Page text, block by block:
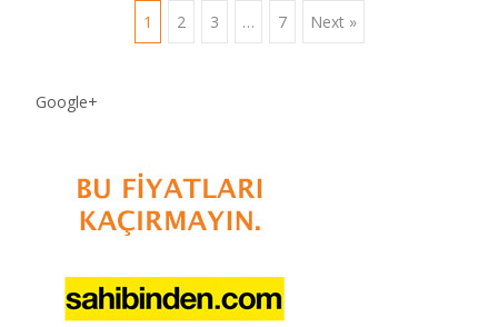
Posts
navigation
1 2 3 … 7 Next »
Google+